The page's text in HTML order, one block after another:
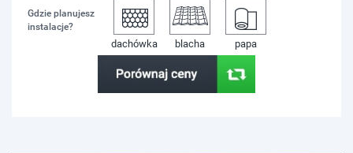
Gdzie planujesz
instalacje?
dachówka blacha papa